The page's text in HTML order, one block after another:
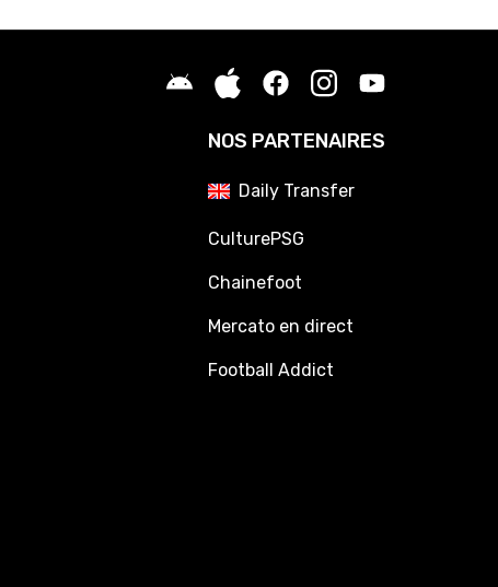
NOS PARTENAIRES
Daily Transfer
CulturePSG
Chainefoot
Mercato en direct
Football Addict